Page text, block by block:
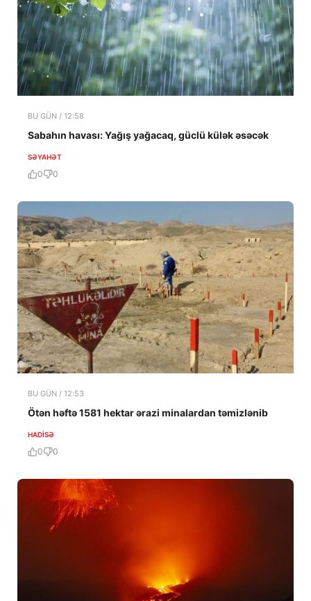
BU GÜN / 12:58
Sabahın havası: Yağış yağacaq, güclü külək əsəcək
SƏYAHƏT
0 0
BU GÜN / 12:53
Ötən həftə 1581 hektar ərazi minalardan təmizlənib
HADISƏ
0 0